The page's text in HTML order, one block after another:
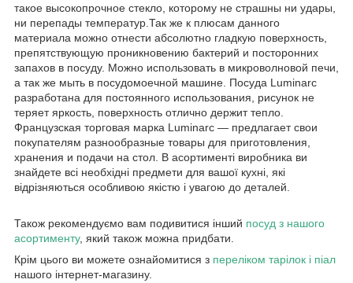
такое высокопрочное стекло, которому не страшны ни удары,
ни перепады температур.Так же к плюсам данного
материала можно отнести абсолютно гладкую поверхность,
препятствующую проникновению бактерий и посторонних
запахов в посуду. Можно использовать в микроволновой печи,
а так же мыть в посудомоечной машине. Посуда Luminarc
разработана для постоянного использования, рисунок не
теряет яркость, поверхность отлично держит тепло.
Французская торговая марка Luminarc — предлагает свои
покупателям разнообразные товары для приготовления,
хранения и подачи на стол. В асортименті виробника ви
знайдете всі необхідні предмети для вашої кухні, які
відрізняються особливою якістю і увагою до деталей.
Також рекомендуємо вам подивитися інший посуд з нашого
асортименту, який також можна придбати.
Крім цього ви можете ознайомитися з переліком тарілок і піал
нашого інтернет-магазину.